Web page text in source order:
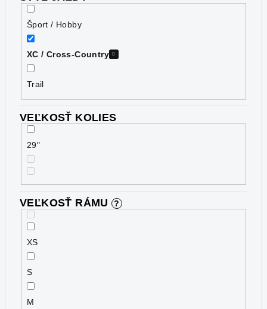
Šport / Hobby
XC / Cross-Country
Trail
VEĽKOSŤ KOLIES
29"
VEĽKOSŤ RÁMU ?
XS
S
M